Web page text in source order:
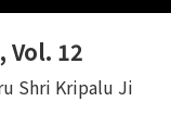
Vol. 12
Shri Kripalu Ji